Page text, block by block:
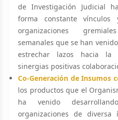
de Investigación Judicial
forma constante
organizaciones
semanales que se han
estrechar lazos hacia la
sinergias positivas
Co-Generación de Insumos
los productos que el
ha venido
organizaciones de diversa